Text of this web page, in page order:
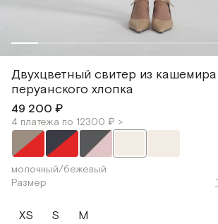
Двухцветный свитер из
перуанского хлопка
49 200 ₽
4 платежа по 12300 ₽ >
молочный/бежевый
Размер
XS S
M